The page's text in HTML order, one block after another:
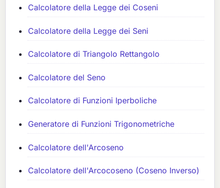
Calcolatore della Legge dei Coseni
Calcolatore della Legge dei Seni
Calcolatore di Triangolo Rettangolo
Calcolatore del Seno
Calcolatore di Funzioni Iperboliche
Generatore di Funzioni Trigonometriche
Calcolatore dell'Arcoseno
Calcolatore dell'Arcocoseno (Coseno Inverso)